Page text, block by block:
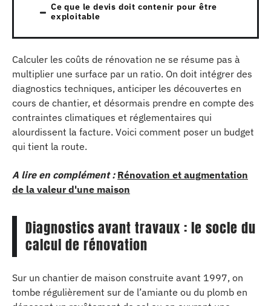
Ce que le devis doit contenir pour être
exploitable
Calculer les coûts de rénovation ne se résume pas à
multiplier une surface par un ratio. On doit intégrer des
diagnostics techniques, anticiper les découvertes en
cours de chantier, et désormais prendre en compte des
contraintes climatiques et réglementaires qui
alourdissent la facture. Voici comment poser un budget
qui tient la route.
A lire en complément : Rénovation et augmentation
de la valeur d'une maison
Diagnostics avant travaux : le socle du
calcul de rénovation
Sur un chantier de maison construite avant 1997, on
tombe régulièrement sur de l’amiante ou du plomb en